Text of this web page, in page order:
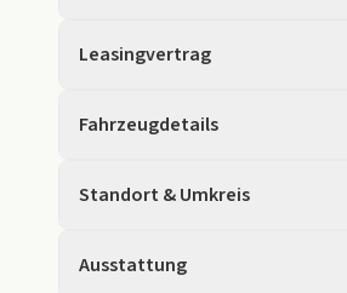
Leasingvertrag
Fahrzeugdetails
Standort & Umkreis
Ausstattung